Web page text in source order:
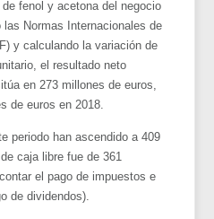
fenol y acetona del negocio
Normas Internacionales de
y calculando la variación de
el resultado neto
en 273 millones de euros,
de euros en 2018.
periodo han ascendido a 409
caja libre fue de 361
el pago de impuestos e
de dividendos).